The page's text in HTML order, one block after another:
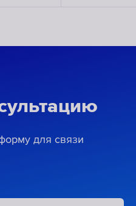
для связи